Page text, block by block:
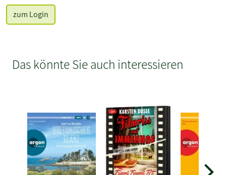
zum Login
Das könnte Sie auch interessieren